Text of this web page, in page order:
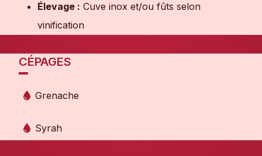
Élevage : Cuve inox et/ou fûts selon
vinification
CÉPAGES
Grenache
Syrah